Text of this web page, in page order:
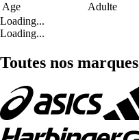
Age
Adulte
Loading...
Loading...
Toutes nos marques